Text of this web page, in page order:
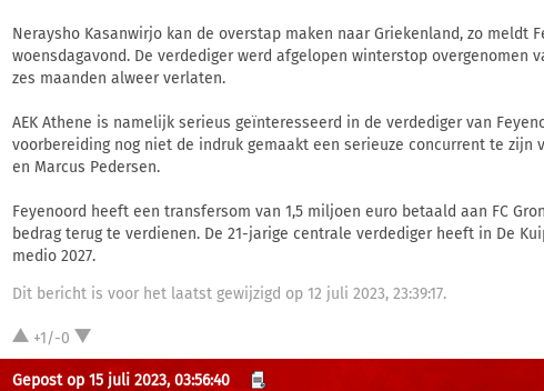
Neraysho Kasanwirjo kan de overstap maken naar Griekenland, zo meldt
woensdagavond. De verdediger werd afgelopen winterstop overgenomen
zes maanden alweer verlaten.
AEK Athene is namelijk serieus geïnteresseerd in de verdediger van
voorbereiding nog niet de indruk gemaakt een serieuze concurrent te zijn
en Marcus Pedersen.
Feyenoord heeft een transfersom van 1,5 miljoen euro betaald aan FC
bedrag terug te verdienen. De 21-jarige centrale verdediger heeft in De
medio 2027.
Dit bericht is voor het laatst gewijzigd op 12 juli 2023, 23:39:17.
+1/-0
Gepost op 15 juli 2023, 03:56:40